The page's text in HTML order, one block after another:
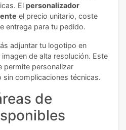
El personalizador
el precio unitario, coste
entrega para tu pedido.
adjuntar tu logotipo en
de alta resolución. Este
permite personalizar
complicaciones técnicas.
de